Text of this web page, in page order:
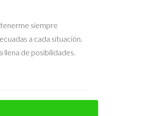
para destacar en un
por este camino con
tu propiedad y
siempre
a cada situación.
llena de posibilidades.